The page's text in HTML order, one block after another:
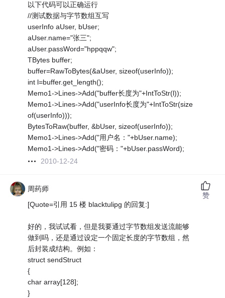
以下代码可以正确运行
//测试数据与字节数组互写
userInfo aUser, bUser;
aUser.name="张三";
aUser.passWord="hppqqw";
TBytes buffer;
buffer=RawToBytes(&aUser, sizeof(userInfo));
int l=buffer.get_length();
Memo1->Lines->Add("buffer长度为"+IntToStr(l));
Memo1->Lines->Add("userInfo长度为"+IntToStr(size
of(userInfo)));
BytesToRaw(buffer, &bUser, sizeof(userInfo));
Memo1->Lines->Add("用户名："+bUser.name);
Memo1->Lines->Add("密码："+bUser.passWord);
2010-12-24
周药师
[Quote=引用 15 楼 blacktulipg 的回复:]
好的，我试试看，但是我要通过字节数组发送流能够
做到吗，还是通过设定一个固定长度的字节数组，然
后封装成结构。例如：
struct sendStruct
{
char array[128];
}
赞